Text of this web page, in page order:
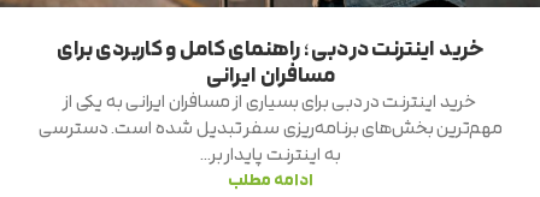
خرید اینترنت در دبی؛ راهنمای کامل و کاربردی برای
مسافران ایرانی
خرید اینترنت در دبی برای بسیاری از مسافران ایرانی به یکی از
مهم‌ترین بخش‌های برنامه‌ریزی سفر تبدیل شده است. دسترسی
به اینترنت پایدار بر...
ادامه مطلب